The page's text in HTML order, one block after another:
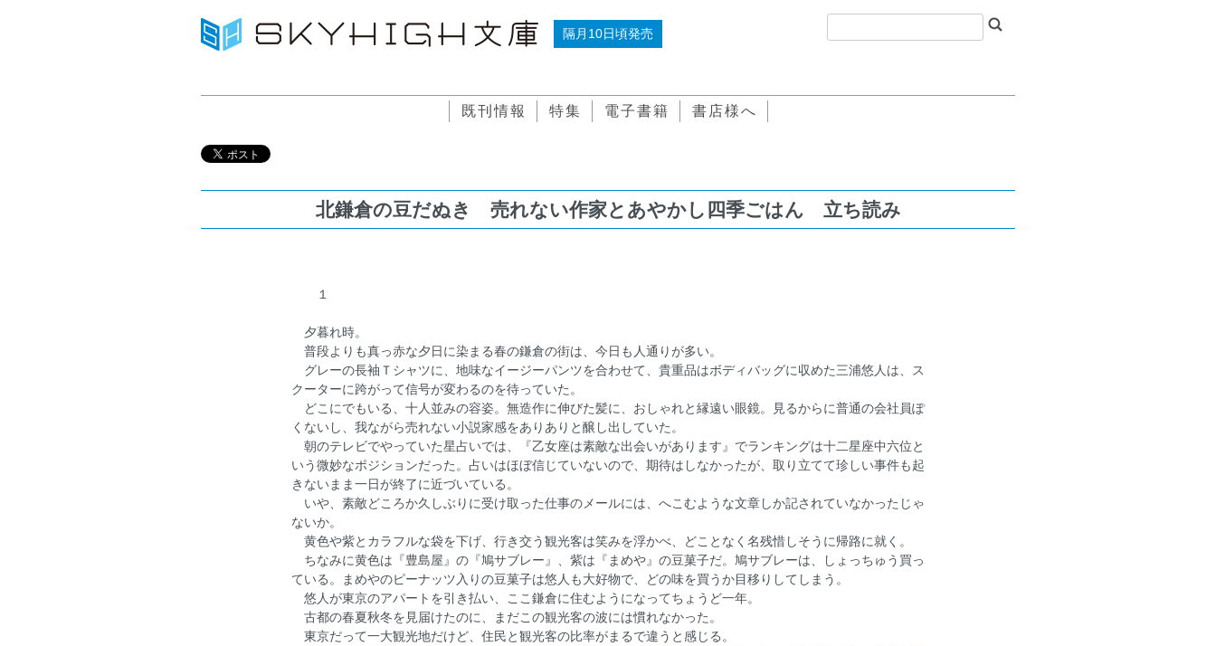
隔月10日頃発売
既刊情報 特集 電子書籍 書店様へ
北鎌倉の豆だぬき 売れない作家とあやかし四季ごはん 立ち読み
１
夕暮れ時。
普段よりも真っ赤な夕日に染まる春の鎌倉の街は、今日も人通りが多い。
グレーの長袖Ｔシャツに、地味なイージーパンツを合わせて、貴重品はボディバッグに収めた三浦悠人は、ス
クーターに跨がって信号が変わるのを待っていた。
どこにでもいる、十人並みの容姿。無造作に伸びた髪に、おしゃれと縁遠い眼鏡。見るからに普通の会社員ぽ
くないし、我ながら売れない小説家感をありありと醸し出していた。
朝のテレビでやっていた星占いでは、『乙女座は素敵な出会いがあります』でランキングは十二星座中六位と
いう微妙なポジションだった。占いはほぼ信じていないので、期待はしなかったが、取り立てて珍しい事件も起
きないまま一日が終了に近づいている。
いや、素敵どころか久しぶりに受け取った仕事のメールには、へこむような文章しか記されていなかったじゃ
ないか。
黄色や紫とカラフルな袋を下げ、行き交う観光客は笑みを浮かべ、どことなく名残惜しそうに帰路に就く。
ちなみに黄色は『豊島屋』の『鳩サブレー』、紫は『まめや』の豆菓子だ。鳩サブレーは、しょっちゅう買っ
ている。まめやのピーナッツ入りの豆菓子は悠人も大好物で、どの味を買うか目移りしてしまう。
悠人が東京のアパートを引き払い、ここ鎌倉に住むようになってちょうど一年。
古都の春夏秋冬を見届けたのに、まだこの観光客の波には慣れなかった。
東京だって一大観光地だけど、住民と観光客の比率がまるで違うと感じる。